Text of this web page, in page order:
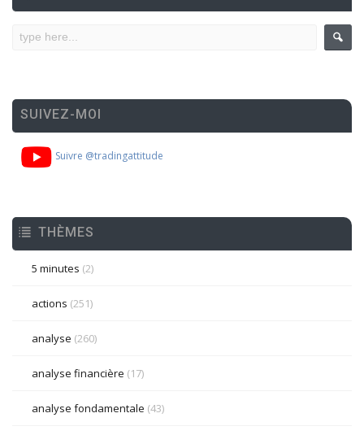
SUIVEZ-MOI
Suivre @tradingattitude
THÈMES
5 minutes (2)
actions (251)
analyse (260)
analyse financière (17)
analyse fondamentale (43)